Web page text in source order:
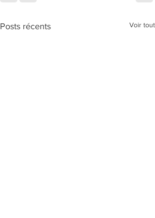
Posts récents Voir tout